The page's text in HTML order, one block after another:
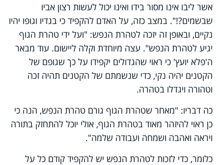
אשר ליבו אינו מסור בידו ואינו יכול לעשות רצון אביו
שבשמים?!". במצב כזה, על האדם להקפיד כי בגדיו וגופו יהיו
נקיים, ובאופן זה יזכה לטהרת הנפש: "ועל ידי טהרת הגוף
יגיע לטהרת הנפש". עצה מיוחדת וקלה ליישום. עוד מבאר
ה'פלא יועץ' כי ראוי שהגדולים יקפידו על כך שגופם של
הקטנים יהיה נקי, כדי שנשמתם של הקטנים תהיה זכה
וטהורה ויגדלו בטהרה.
כה דבריו: "מאחר שטהרת הגוף גורם טהרת הנפש, הנה כי
כן ראוי להיזהר מאוד בטהרת הגוף, אולי יוכל להתחזק בתורה
ויראה ואהבה ושמחה ועבודה שלמה".
כלומר, כדי לזכות לטהרת הנפש יש להקפיד קודם כל על